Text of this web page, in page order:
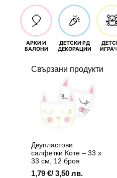
🎈
АРКИ И
БАЛОНИ
🎉
ДЕТСКИ РД
ДЕКОРАЦИИ
Свързани продукти
Двупластови
салфетки Коте – 33 х
33 см, 12 броя
1,79 €/ 3,50 лв.